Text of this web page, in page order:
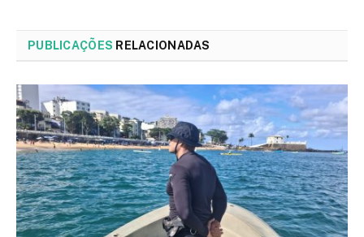
PUBLICAÇÕES RELACIONADAS